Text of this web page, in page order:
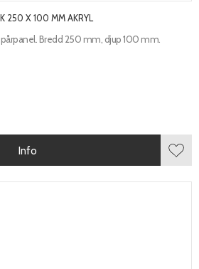
250 X 100 MM AKRYL
Bredd 250 mm, djup 100 mm.
Info